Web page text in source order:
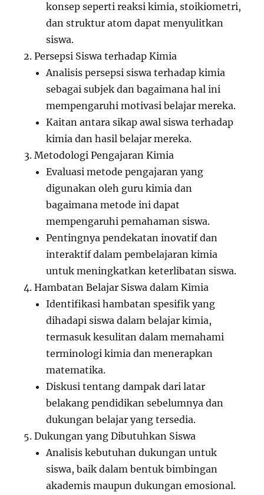
konsep seperti reaksi kimia, stoikiometri,
dan struktur atom dapat menyulitkan
siswa.
Persepsi Siswa terhadap Kimia
Analisis persepsi siswa terhadap kimia
sebagai subjek dan bagaimana hal ini
mempengaruhi motivasi belajar mereka.
Kaitan antara sikap awal siswa terhadap
kimia dan hasil belajar mereka.
Metodologi Pengajaran Kimia
Evaluasi metode pengajaran yang
digunakan oleh guru kimia dan
bagaimana metode ini dapat
mempengaruhi pemahaman siswa.
Pentingnya pendekatan inovatif dan
interaktif dalam pembelajaran kimia
untuk meningkatkan keterlibatan siswa.
Hambatan Belajar Siswa dalam Kimia
Identifikasi hambatan spesifik yang
dihadapi siswa dalam belajar kimia,
termasuk kesulitan dalam memahami
terminologi kimia dan menerapkan
matematika.
Diskusi tentang dampak dari latar
belakang pendidikan sebelumnya dan
dukungan belajar yang tersedia.
Dukungan yang Dibutuhkan Siswa
Analisis kebutuhan dukungan untuk
siswa, baik dalam bentuk bimbingan
akademis maupun dukungan emosional.